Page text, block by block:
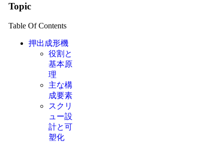
Topic
Table Of Contents
押出成形機
役割と
基本原
理
主な構
成要素
スクリ
ュー設
計と可
塑化